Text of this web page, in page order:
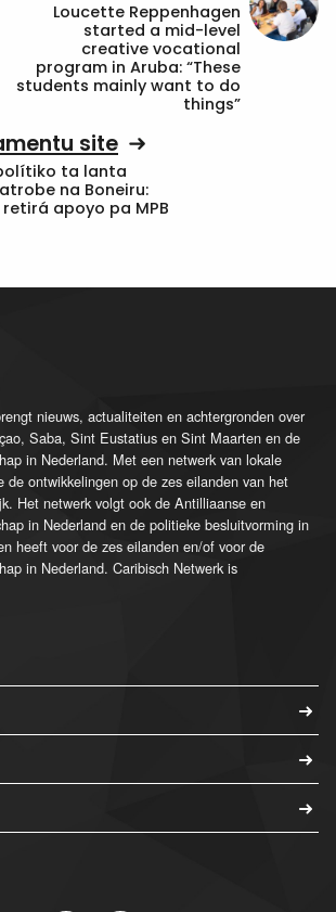
Loucette Reppenhagen
started a mid-level
creative vocational
program in Aruba: “These
students mainly want to do
things”
site
ta lanta
na Boneiru:
retirá apoyo pa MPB
nieuws, actualiteiten en achtergronden over
Saba, Sint Eustatius en Sint Maarten en de
in Nederland. Met een netwerk van lokale
de ontwikkelingen op de zes eilanden van het
Het netwerk volgt ook de Antilliaanse en
in Nederland en de politieke besluitvorming in
heeft voor de zes eilanden en/of voor de
in Nederland. Caribisch Netwerk is